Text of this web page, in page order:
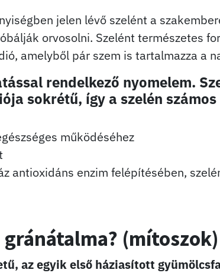
jelen lévő szelént a
orvosolni. Szelént természetes
amelyből pár szem is tartalmazza a
rendelkező nyomelem.
sokrétű, így a szelén
működéséhez
antioxidáns enzim felépítésében,
(mítoszok)
az egyik első háziasított